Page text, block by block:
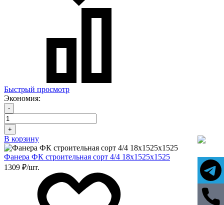
Быстрый просмотр
Экономия:
-
+
В корзину
Фанера ФК строительная сорт 4/4 18х1525х1525
1309 ₽/шт.